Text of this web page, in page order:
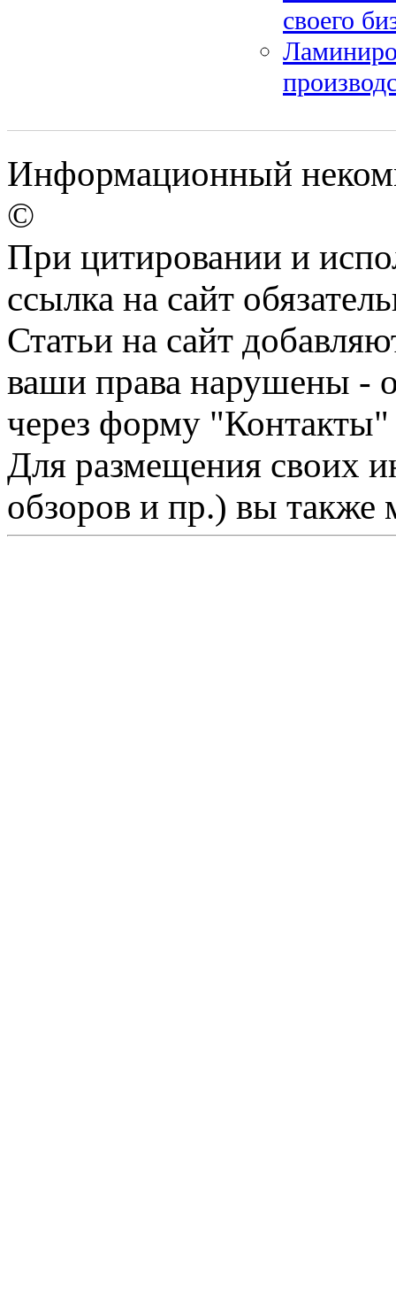
своего
Информационный
©
При цитировании и
ссылка на сайт
Статьи на сайт
ваши права нарушены -
через форму "Контакты"
Для размещения своих
обзоров и пр.) вы также